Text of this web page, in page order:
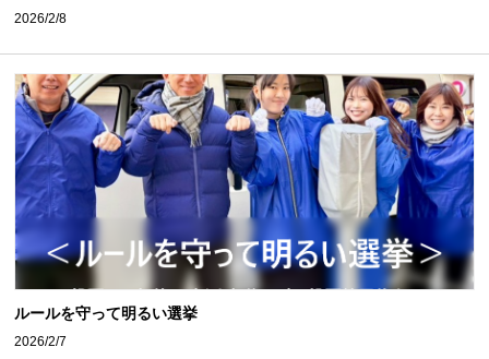
2026/2/8
ルールを守って明るい選挙
2026/2/7